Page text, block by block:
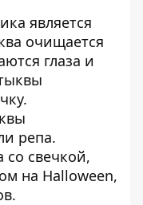
является
очищается
глаза и
репа.
со свечкой,
на Halloween,